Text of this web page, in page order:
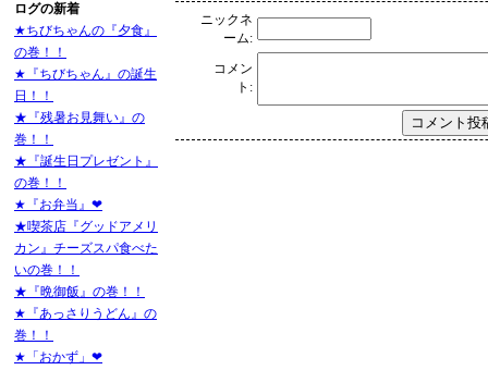
ログの新着
★ちびちゃんの『夕食』
の巻！！
★『ちびちゃん』の誕生
日！！
★『残暑お見舞い』の
巻！！
★『誕生日プレゼント』
の巻！！
★『お弁当』❤
★喫茶店『グッドアメリ
カン』チーズスパ食べた
いの巻！！
★『晩御飯』の巻！！
★『あっさりうどん』の
巻！！
★「おかず」❤
ニックネ
ーム:
コメン
ト: